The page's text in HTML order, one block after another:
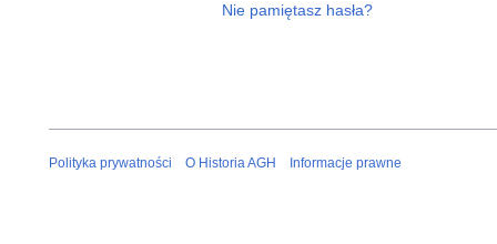
Nie pamiętasz hasła?
Polityka prywatności O Historia AGH Informacje prawne